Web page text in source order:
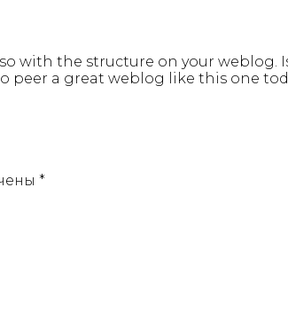
with the structure on your weblog.
peer a great weblog like this one
*